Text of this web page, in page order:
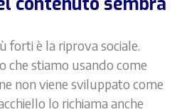
forti è la riprova sociale.
che stiamo usando come
non viene sviluppato come
lo richiama anche